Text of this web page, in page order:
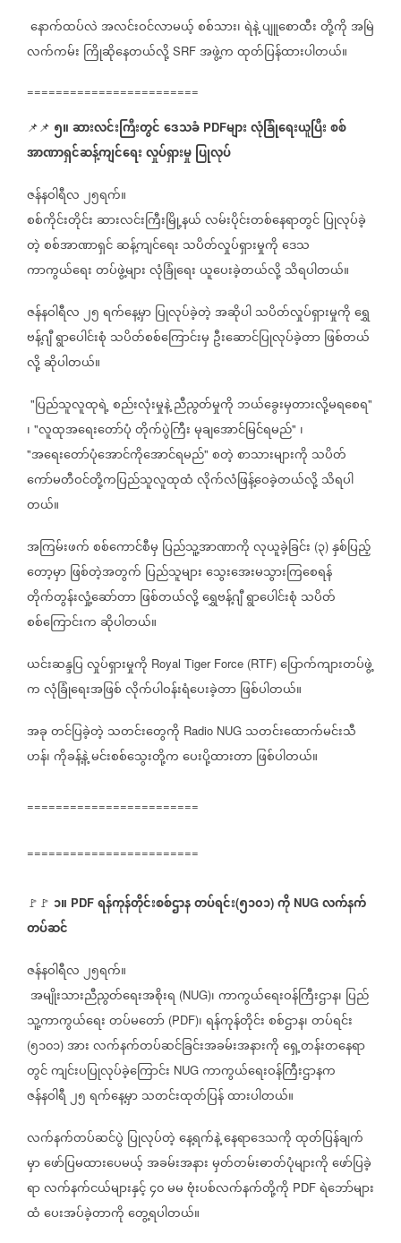
နောက်ထပ်လဲအလင်းဝင်လာမယ့်စစ်သား၊ရဲနဲ့ပျူစောထီးတို့ကိုအမြဲ
လက်ကမ်း ကြိုဆိုနေတယ်လို့ SRF အဖွဲ့ကထုတ်ပြန်ထားပါတယ်။
========================
📌📌 ၅။ဆားလင်းကြီးတွင်ဒေသခံ PDFများလုံခြုံရေးယူပြီးစစ်
အာဏာရှင်ဆန့်ကျင်ရေးလှုပ်ရှားမှုပြုလုပ်
ဇန်နဝါရီလ၂၅ရက်။
စစ်ကိုင်းတိုင်းဆားလင်းကြီးမြို့နယ်လမ်းပိုင်းတစ်နေရာတွင်ပြုလုပ်ခဲ့
တဲ့စစ်အာဏာရှင်ဆန့်ကျင်ရေး သပိတ်လှုပ်ရှားမှုကိုဒေသ
ကာကွယ်ရေးတပ်ဖွဲ့များလုံခြုံရေးယူပေးခဲ့တယ်လို့သိရပါတယ်။
ဇန်နဝါရီလ၂၅ရက်‌နေ့မှာပြုလုပ်ခဲ့တဲ့အဆိုပါသပိတ်လှုပ်ရှားမှုကိုရွှေ
ဗန့်ဂျီရွာပေါင်းစုံ သပိတ်စစ်ကြောင်းမှ ဦးဆောင်ပြုလုပ်ခဲ့တာဖြစ်တယ်
လို့ဆိုပါတယ်။
"ပြည်သူလူထုရဲ့စည်းလုံးမှုနဲ့ညီညွတ်မှုကို ဘယ်ခွေးမှတားလို့မရစေရ"
၊ "လူထုအရေးတော်ပုံတိုက်ပွဲကြီးမုချအောင်မြင်ရမည်" ၊
"အရေးတော်ပုံအောင်ကိုအောင်ရမည်" စတဲ့စာသားများကို သပိတ်
ကော်မတီဝင်တို့ကပြည်သူလူထုထံလိုက်လံဖြန့်ဝေခဲ့တယ်လို့သိရပါ
တယ်။
အကြမ်းဖက်စစ်ကောင်စီမှ ပြည်သူ့အာဏာကိုလုယူခဲ့ခြင်း (၃) နှစ်ပြည့်
တော့မှာဖြစ်တဲ့အတွက် ပြည်သူများသွေးအေးမသွားကြစေရန်
တိုက်တွန်းလှုံ့ဆော်တာဖြစ်တယ်လို့ရွှေဗန့်ဂျီရွာပေါင်းစုံ သပိတ်
စစ်ကြောင်းကဆိုပါတယ်။
ယင်းဆန္ဒပြလှုပ်ရှားမှုကို Royal Tiger Force (RTF) ပြောက်ကျားတပ်ဖွဲ့
ကလုံခြုံရေးအဖြစ်လိုက်ပါဝန်းရံပေးခဲ့တာဖြစ်ပါတယ်။
အခုတင်ပြခဲ့တဲ့ သတင်းတွေကို Radio NUG သတင်းထောက်မင်းသီ
ဟန်၊ကိုခန့်နဲ့မင်းစစ်သွေးတို့ကပေးပို့ထားတာဖြစ်ပါတယ်။
========================
========================
🚩🚩 ၁။ PDF ရန်ကုန်တိုင်းစစ်ဌာနတပ်ရင်း(၅၁၀၁) ကို NUG လက်နက်
တပ်ဆင်
ဇန်နဝါရီလ၂၅ရက်။
အမျိုးသားညီညွတ်ရေးအစိုးရ (NUG)၊ကာကွယ်ရေးဝန်ကြီးဌာန၊ ပြည်
သူ့ကာကွယ်ရေးတပ်မတော် (PDF)၊ရန်ကုန်တိုင်းစစ်ဌာန၊တပ်ရင်း
(၅၁၀၁) အားလက်နက်တပ်ဆင်ခြင်းအခမ်းအနားကိုရှေ့တန်းတနေရာ
တွင်ကျင်းပပြုလုပ်ခဲ့ကြောင်း NUG ကာကွယ်ရေးဝန်ကြီးဌာနက
ဇန်နဝါရီ၂၅ရက်နေ့မှာသတင်းထုတ်ပြန်ထားပါတယ်။
လက်နက်တပ်ဆင်ပွဲ ပြုလုပ်တဲ့နေ့ရက်နဲ့နေရာဒေသကိုထုတ်ပြန်ချက်
မှာဖော်ပြမထားပေမယ့်အခမ်းအနားမှတ်တမ်းဓာတ်ပုံများကိုဖော်ပြခဲ့
ရာလက်နက်ငယ်များနှင့်၄၀မမဗုံးပစ်လက်နက်တို့ကို PDF ရဲဘော်များ
ထံပေးအပ်ခဲ့တာကိုတွေ့ရပါတယ်။